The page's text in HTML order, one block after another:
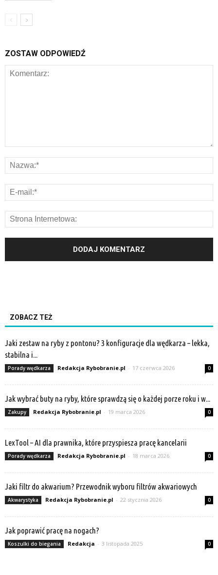
ZOSTAW ODPOWIEDŹ
ZOBACZ TEŻ
Jaki zestaw na ryby z pontonu? 3 konfiguracje dla wędkarza – lekka,
stabilna i...
Porady wędkarza Redakcja Rybobranie.pl - 17 czerwca 2026 0
Jak wybrać buty na ryby, które sprawdzą się o każdej porze roku i w...
Zakupy Redakcja Rybobranie.pl - 19 marca 2026 0
LexTool – AI dla prawnika, które przyspiesza pracę kancelarii
Porady wędkarza Redakcja Rybobranie.pl - 18 marca 2026 0
Jaki filtr do akwarium? Przewodnik wyboru filtrów akwariowych
Akwarystyka Redakcja Rybobranie.pl - 22 stycznia 2026 0
Jak poprawić pracę na nogach?
Koszulki do biegania Redakcja - 3 listopada 2025 0